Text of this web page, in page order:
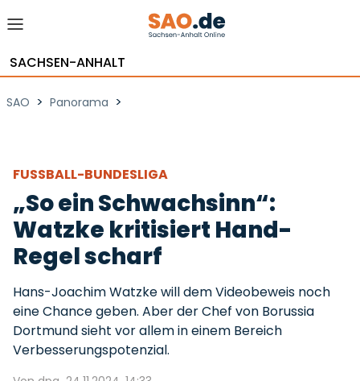
SACHSEN-ANHALT
SAO > Panorama >
FUSSBALL-BUNDESLIGA
„So ein Schwachsinn“:
Watzke kritisiert Hand-
Regel scharf
Hans-Joachim Watzke will dem Videobeweis noch
eine Chance geben. Aber der Chef von Borussia
Dortmund sieht vor allem in einem Bereich
Verbesserungspotenzial.